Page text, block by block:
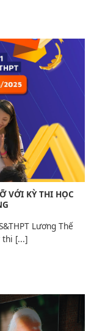
VỚI KỲ THI HỌC
Lương Thế
thi [...]